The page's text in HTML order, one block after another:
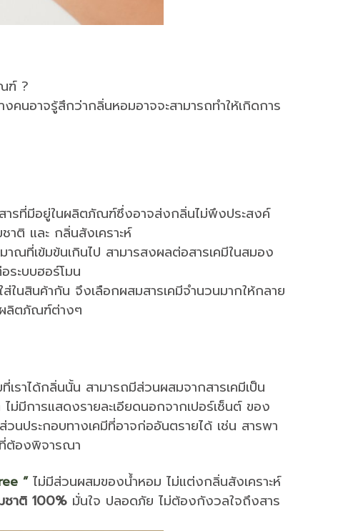
ฑ์ ?
นอาจรู้สึกว่ากลิ่นหอมอาจจะสามารถทำให้เกิดการ
ารที่มีอยู่ในผลิตภัณฑ์ซึ่งอาจส่งกลิ่นไม่พึงประสงค์
ติ และ กลิ่นสังเคราะห์
ณที่เข้มข้นเกินไป สามารสงผลต่อสารเคมีในสมอง
ระบบฮอร์โมน
ในสินค้ากัน จึงเลือกผสมสารเคมีจำนวนมากให้กลาย
ผลิตภัณฑ์ต่างๆ
ราได้กลิ่นนั้น สามารถมีส่วนผสมจากสารเคมีเป็น
มีการแสดงรายละเอียดนอกจากเปอร์เซ็นต์ ของ
ประกอบทางเคมีที่อาจก่ออันตรายได้ เช่น สารพา
ที่ต้องพิจารณา
”ไม่มีส่วนผสมของน้ำหอม ไม่แต่งกลิ่นสังเคราะห์
ชาติ 100% มั่นใจ ปลอดภัย ไม่ต้องกังวลใจถึงสาร